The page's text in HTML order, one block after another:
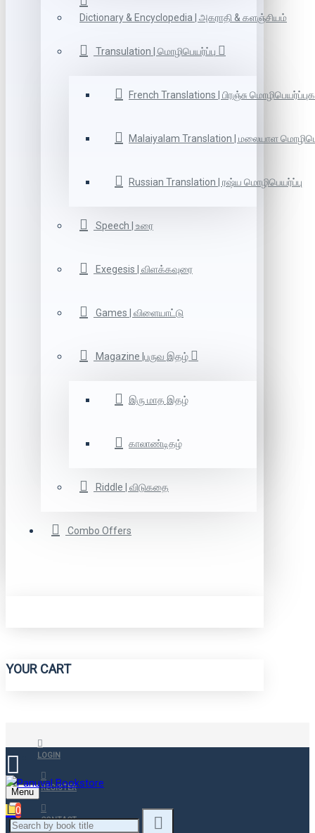
Dictionary & Encyclopedia | அகராதி & களஞ்சியம்
Transulation | மொழிபெயர்ப்பு
French Translations | பிரஞ்சு
Malaiyalam Translation | மலையாள
Russian Translation | ரஷ்ய மொழிபெயர்ப்பு
Speech | உரை
Exegesis | விளக்கவுரை
Games | விளையாட்டு
Magazine |பருவ இதழ்
இரு மாத இதழ்
காலாண்டிதழ்
Riddle | விடுகதை
Combo Offers
YOUR CART
LOGIN
REGISTER
CONTACT
Menu
0